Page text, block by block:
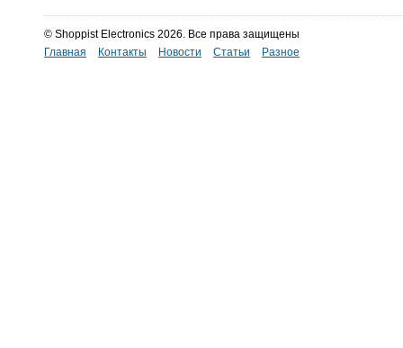
© Shoppist Electronics 2026. Все права защищены
Главная
Контакты Новости Статьи Разное